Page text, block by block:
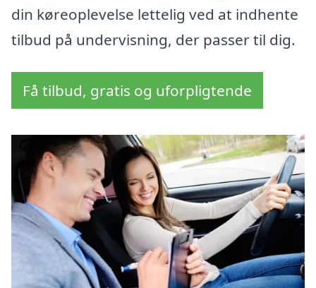
din køreoplevelse lettelig ved at indhente
tilbud på undervisning, der passer til dig.
Få tilbud, gratis og uforpligtende